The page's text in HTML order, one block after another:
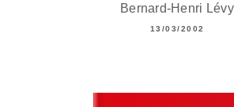
Bernard-Henri Lévy
13/03/2002